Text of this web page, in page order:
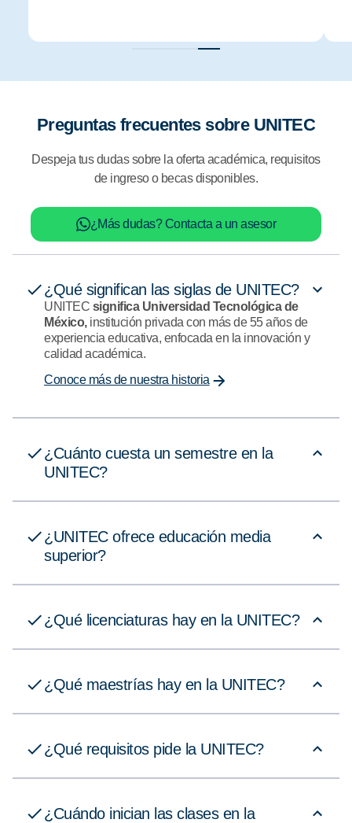
Preguntas frecuentes sobre UNITEC
Despeja tus dudas sobre la oferta académica, requisitos
de ingreso o becas disponibles.
¿Más dudas? Contacta a un asesor
¿Qué significan las siglas de UNITEC?
UNITEC significa Universidad Tecnológica de
México,institución privada con más de 55 años de
experiencia educativa, enfocada en la innovación y
calidad académica.
Conoce más de nuestra historia
¿Cuánto cuesta un semestre en la
UNITEC?
¿UNITEC ofrece educación media
superior?
¿Qué licenciaturas hay en la UNITEC?
¿Qué maestrías hay en la UNITEC?
¿Qué requisitos pide la UNITEC?
¿Cuándo inician las clases en la